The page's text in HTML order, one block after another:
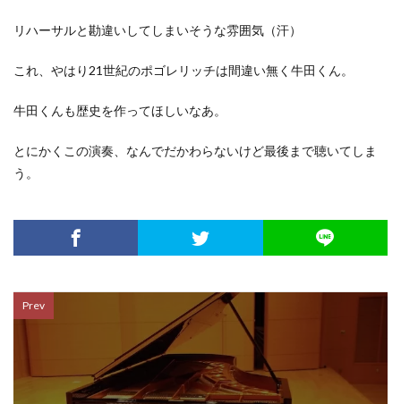
リハーサルと勘違いしてしまいそうな雰囲気（汗）
これ、やはり21世紀のポゴレリッチは間違い無く牛田くん。
牛田くんも歴史を作ってほしいなあ。
とにかくこの演奏、なんでだかわらないけど最後まで聴いてしま
う。
Prev